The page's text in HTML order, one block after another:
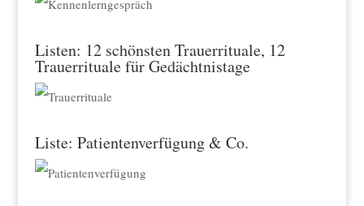
Listen: 12 schönsten Trauerrituale, 12
Trauerrituale für Gedächtnistage
Liste: Patientenverfügung & Co.